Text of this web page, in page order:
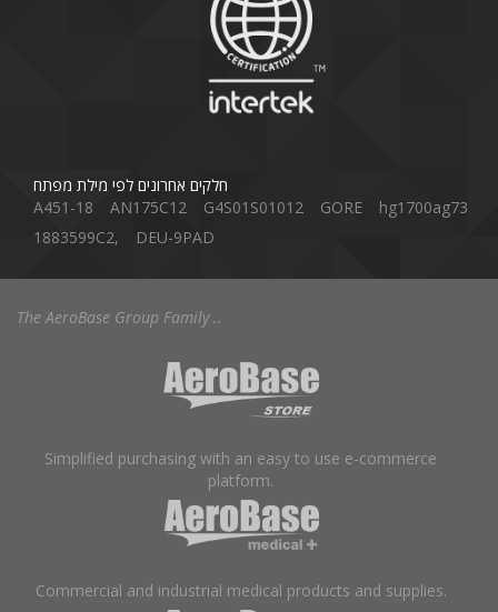
חלקים אחרונים לפי מילת מפתח
A451-18
AN175C12 G4S01S01012 GORE
hg1700ag73
1883599C2,
DEU-9PAD
The AeroBase Group Family ..
Simplified purchasing with an easy to use e-commerce
platform.
Commercial and industrial medical products and supplies.